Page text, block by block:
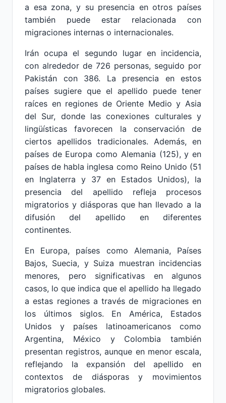
a esa zona, y su presencia en otros países
también puede estar relacionada con
migraciones internas o internacionales.
Irán ocupa el segundo lugar en incidencia,
con alrededor de 726 personas, seguido por
Pakistán con 386. La presencia en estos
países sugiere que el apellido puede tener
raíces en regiones de Oriente Medio y Asia
del Sur, donde las conexiones culturales y
lingüísticas favorecen la conservación de
ciertos apellidos tradicionales. Además, en
países de Europa como Alemania (125), y en
países de habla inglesa como Reino Unido (51
en Inglaterra y 37 en Estados Unidos), la
presencia del apellido refleja procesos
migratorios y diásporas que han llevado a la
difusión del apellido en diferentes
continentes.
En Europa, países como Alemania, Países
Bajos, Suecia, y Suiza muestran incidencias
menores, pero significativas en algunos
casos, lo que indica que el apellido ha llegado
a estas regiones a través de migraciones en
los últimos siglos. En América, Estados
Unidos y países latinoamericanos como
Argentina, México y Colombia también
presentan registros, aunque en menor escala,
reflejando la expansión del apellido en
contextos de diásporas y movimientos
migratorios globales.